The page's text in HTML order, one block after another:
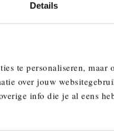
Details
te personaliseren, maar
over jouw
info die je al eens
2026 1 km